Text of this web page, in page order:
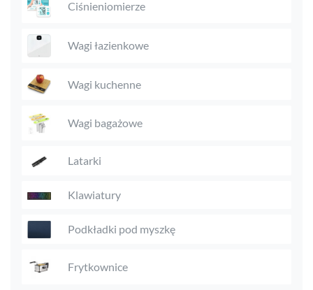
Ciśnieniomierze
Wagi łazienkowe
Wagi kuchenne
Wagi bagażowe
Latarki
Klawiatury
Podkładki pod myszkę
Frytkownice